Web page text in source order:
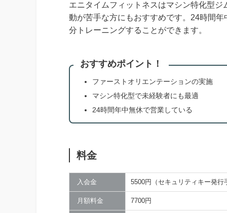
エニタイムフィットネスはマシン特化型
動が苦手な方にもおすすめです。24時間
分トレーニングすることができます。
おすすめポイント！
ファーストオリエンテーションの実施
マシン特化型で未経験者にも最適
24時間年中無休で営業している
料金
入会金 5500円（セキュリティキー発行
月額料金 7700円